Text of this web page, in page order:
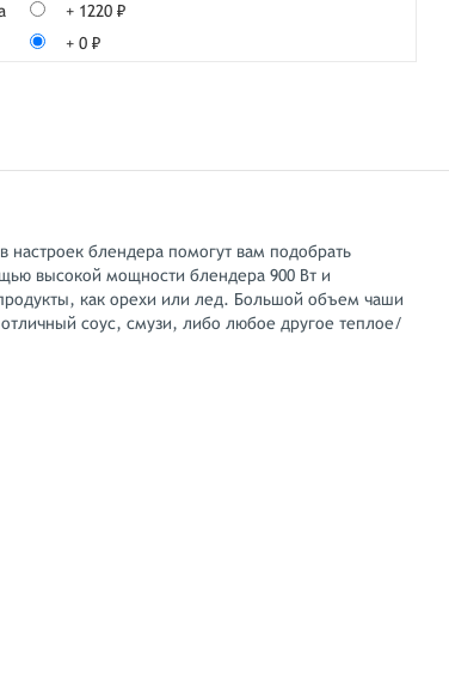
+ 1220 ₽
+ 0 ₽
настроек блендера помогут вам подобрать
высокой мощности блендера 900 Вт и
как орехи или лед. Большой объем чаши
отличный соус, смузи, либо любое другое теплое/